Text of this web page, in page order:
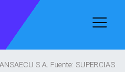
S.A. Fuente: SUPERCIAS